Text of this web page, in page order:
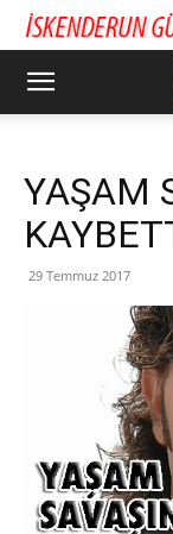
YAŞAM
29 Temmuz 2017